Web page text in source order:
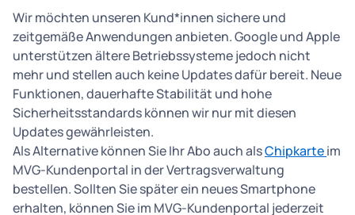
Wir möchten unseren Kund*innen sichere und
zeitgemäße Anwendungen anbieten. Google und Apple
unterstützen ältere Betriebssysteme jedoch nicht
mehr und stellen auch keine Updates dafür bereit. Neue
Funktionen, dauerhafte Stabilität und hohe
Sicherheitsstandards können wir nur mit diesen
Updates gewährleisten.
Als Alternative können Sie Ihr Abo auch alsChipkarteim
MVG-Kundenportal in der Vertragsverwaltung
bestellen. Sollten Sie später ein neues Smartphone
erhalten, können Sie im MVG-Kundenportal jederzeit